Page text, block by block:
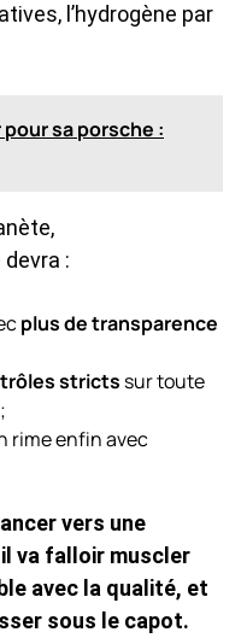
l’hydrogène par
sa porsche :
:
plus de transparence
stricts sur toute
rime enfin avec
vers une
va falloir muscler
avec la qualité, et
sous le capot.